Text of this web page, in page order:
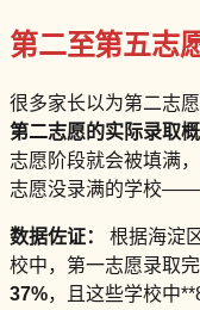
第二至第五志
很多家长以为第二志
第二志愿的实际录取
志愿阶段就会被填满
志愿没录满的学校——
数据佐证：
根据海淀
校中，第一志愿录取
37%，且这些学校中